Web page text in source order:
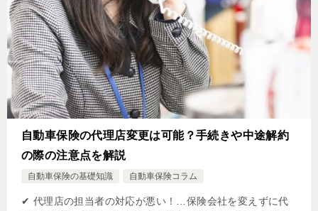
自動車保険の代理店変更は可能？手続きや中途解約
の際の注意点を解説
自動車保険の基礎知識 自動車保険コラム
✔ 代理店の担当者の対応が悪い！…保険会社を変えずに代